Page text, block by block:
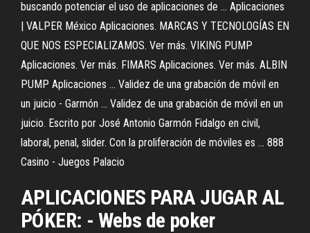
buscando potenciar el uso de aplicaciones de ... Aplicaciones
| VALPER México Aplicaciones. MARCAS Y TECNOLOGÍAS EN
QUE NOS ESPECIALIZAMOS. Ver más. VIKING PUMP
Aplicaciones. Ver más. FIMARS Aplicaciones. Ver más. ALBIN
PUMP Aplicaciones ... Validez de una grabación de móvil en
un juicio - Garmón ... Validez de una grabación de móvil en un
juicio. Escrito por José Antonio Garmón Fidalgo en civil,
laboral, penal, slider. Con la proliferación de móviles es ... 888
Casino - Juegos Palacio
APLICACIONES PARA JUGAR AL
PÓKER: - Webs de poker